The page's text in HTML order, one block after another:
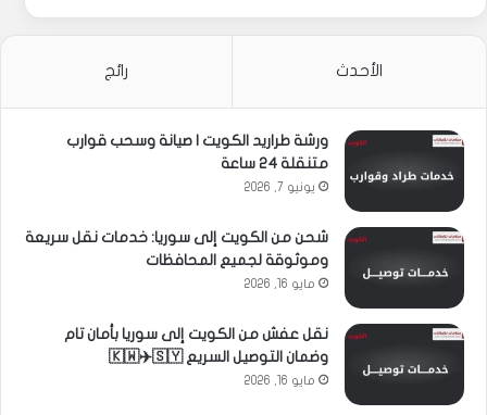
الأحدث رائج
ورشة طراريد الكويت | صيانة وسحب قوارب
متنقلة 24 ساعة
يونيو 7, 2026
شحن من الكويت إلى سوريا: خدمات نقل سريعة
وموثوقة لجميع المحافظات
مايو 16, 2026
نقل عفش من الكويت إلى سوريا بأمان تام
وضمان التوصيل السريع 🇰🇼✈️🇸🇾
مايو 16, 2026